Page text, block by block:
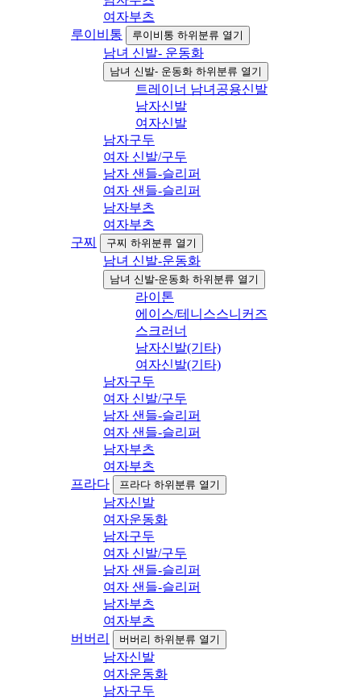
여자부츠
루이비통
루이비통 하위분류 열기
남녀 신발- 운동화
남녀 신발- 운동화 하위분류 열기
트레이너 남녀공용신발
남자신발
여자신발
남자구두
여자 신발/구두
남자 샌들-슬리퍼
여자 샌들-슬리퍼
남자부츠
여자부츠
구찌
구찌 하위분류 열기
남녀 신발-운동화
남녀 신발-운동화 하위분류 열기
라이톤
에이스/테니스스니커즈
스크러너
남자신발(기타)
여자신발(기타)
남자구두
여자 신발/구두
남자 샌들-슬리퍼
여자 샌들-슬리퍼
남자부츠
여자부츠
프라다
프라다 하위분류 열기
남자신발
여자운동화
남자구두
여자 신발/구두
남자 샌들-슬리퍼
여자 샌들-슬리퍼
남자부츠
여자부츠
버버리
버버리 하위분류 열기
남자신발
여자운동화
남자구두